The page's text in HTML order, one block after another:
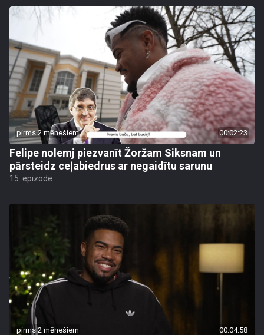
pirms 2 mēnešiem 00:02:23
Felipe nolemj piezvanīt Žoržam Siksnam un
pārsteidz ceļabiedrus ar negaidītu sarunu
15. epizode
pirms 2 mēnešiem 00:04:58